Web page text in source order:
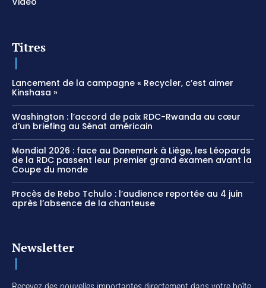
Titres
Lancement de la campagne « Recycler, c’est aimer
Kinshasa »
Washington : l’accord de paix RDC-Rwanda au cœur
d’un briefing au Sénat américain
Mondial 2026 : face au Danemark à Liège, les Léopards
de la RDC passent leur premier grand examen avant la
Coupe du monde
Procès de Rebo Tchulo : l’audience reportée au 4 juin
après l’absence de la chanteuse
Newsletter